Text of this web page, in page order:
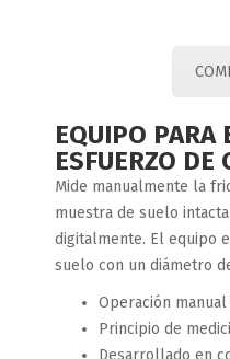
EQUIPO PARA
ESFUERZO DE
Mide manualmente la
muestra de suelo
digitalmente. El equipo
suelo con un diámetro
Operación
Principio de
Desarrollado en